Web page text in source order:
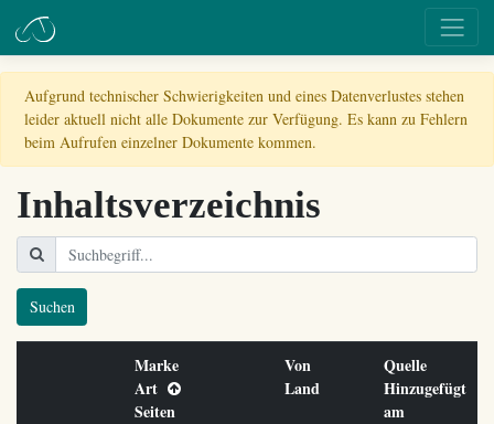
Aufgrund technischer Schwierigkeiten und eines Datenverlustes stehen
leider aktuell nicht alle Dokumente zur Verfügung. Es kann zu Fehlern
beim Aufrufen einzelner Dokumente kommen.
Inhaltsverzeichnis
Suchen
Marke
Art
Seiten
Von
Land
Quelle
Hinzugefügt
am